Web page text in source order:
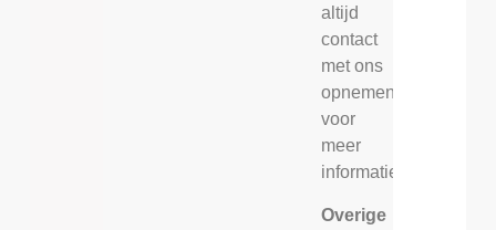
altijd
contact
met ons
opnemen
voor
meer
informatie.
Overige